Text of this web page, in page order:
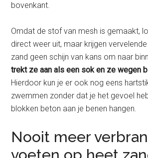
bovenkant.
Omdat de stof van mesh is gemaakt,
direct weer uit, maar krijgen
zand geen schijn van kans om naar
trekt ze aan als een sok en ze wegen
Hierdoor kun je er ook nog eens
zwemmen zonder dat je het gevoel
blokken beton aan je benen hangen.
Nooit meer